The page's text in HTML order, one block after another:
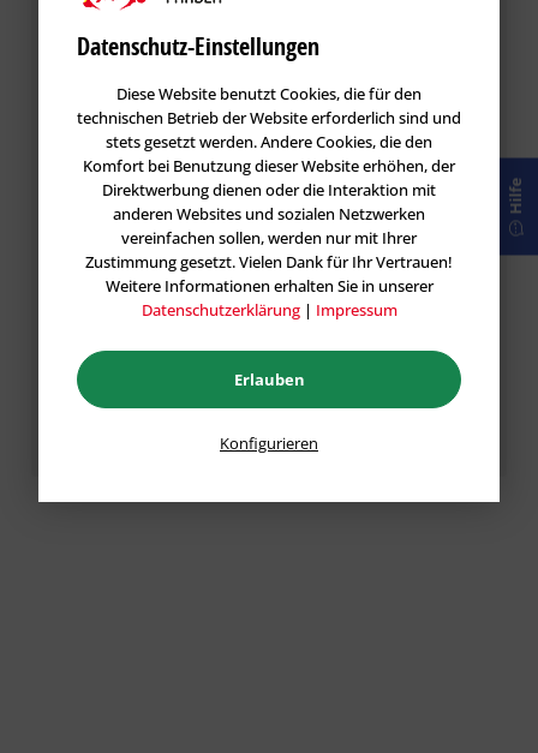
freigeschaltet.
Die mit einem * markierten Felder sind Pflichtfelder.
Hilfe
Datenschutz-Einstellungen
Diese Website benutzt Cookies, die für den
technischen Betrieb der Website erforderlich sind und
stets gesetzt werden. Andere Cookies, die den
Komfort bei Benutzung dieser Website erhöhen, der
Direktwerbung dienen oder die Interaktion mit
anderen Websites und sozialen Netzwerken
vereinfachen sollen, werden nur mit Ihrer
Zustimmung gesetzt. Vielen Dank für Ihr Vertrauen!
Weitere Informationen erhalten Sie in unserer
Datenschutzerklärung| Impressum
Erlauben
Konfigurieren